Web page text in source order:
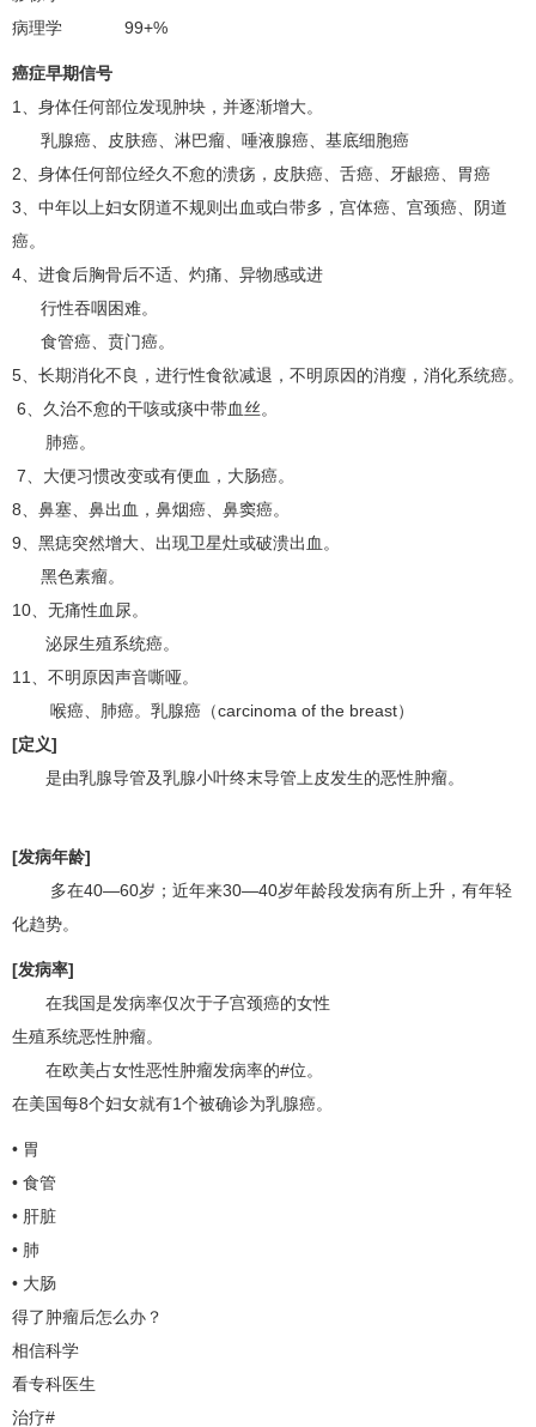
病理学 99+%
癌症早期信号
1、身体任何部位发现肿块，并逐渐增大。
乳腺癌
皮肤癌 淋巴瘤 、唾液腺癌、基底细胞癌
2、身体任何部位经久不愈的溃疡， 皮肤癌 舌癌 、牙龈癌、
胃癌
3、中年以上妇女阴道不规则出血或白带多，宫体癌、 宫颈癌
阴道
癌。
4、进食后胸骨后不适、灼痛、异物感或进
行性吞咽困难。
食管癌
贲门癌。
5、长期消化不良，进行性食欲减退，不明原因的消瘦，消化系统癌。
6、久治不愈的干咳或痰中带血丝。
肺癌。
7、大便习惯改变或有便血， 大肠癌。
8、鼻塞、鼻出血，鼻烟癌、鼻窦癌。
9、黑痣突然增大、出现卫星灶或破溃出血。
黑色素瘤。
10、无痛性血尿。
泌尿生殖系统癌。
11、不明原因声音嘶哑。
喉癌
肺癌。 乳腺癌 （carcinoma of the breast）
[定义]
是由乳腺导管及乳腺小叶终末导管上皮发生的恶性肿瘤。
[发病年龄]
多在40—60岁；近年来30—40岁年龄段发病有所上升，有年轻
化趋势。
[发病率]
在我国是发病率仅次于子宫颈癌的女性
生殖系统恶性肿瘤。
在欧美占女性恶性肿瘤发病率的#位。
在美国每8个妇女就有1个被确诊为乳腺癌。
• 胃
• 食管
• 肝脏
• 肺
• 大肠
得了肿瘤后怎么办？
相信科学
看专科医生
治疗#